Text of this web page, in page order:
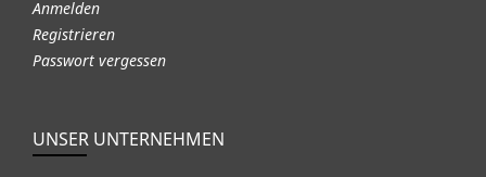
Anmelden
Registrieren
Passwort vergessen
UNSER UNTERNEHMEN